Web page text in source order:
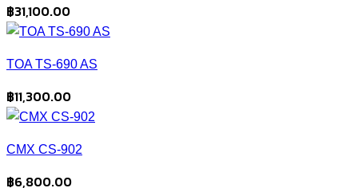
฿31,100.00
TOA TS-690 AS
฿11,300.00
CMX CS-902
฿6,800.00